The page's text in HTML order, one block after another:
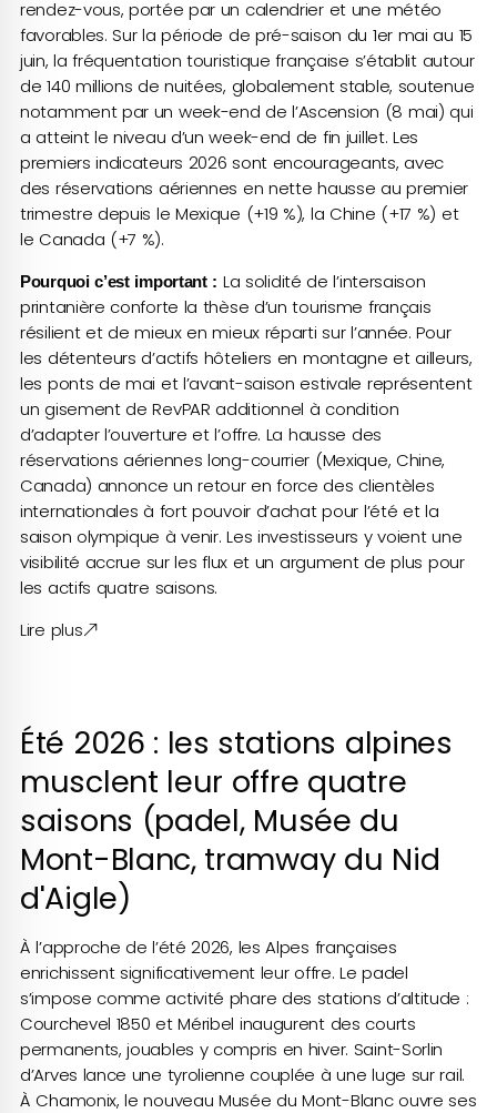
rendez-vous, portée par un calendrier et une météo
favorables. Sur la période de pré-saison du 1er mai au 15
juin, la fréquentation touristique française s’établit autour
de 140 millions de nuitées, globalement stable, soutenue
notamment par un week-end de l’Ascension (8 mai) qui
a atteint le niveau d’un week-end de fin juillet. Les
premiers indicateurs 2026 sont encourageants, avec
des réservations aériennes en nette hausse au premier
trimestre depuis le Mexique (+19 %), la Chine (+17 %) et
le Canada (+7 %).
Pourquoi c’est important : La solidité de l’intersaison
printanière conforte la thèse d’un tourisme français
résilient et de mieux en mieux réparti sur l’année. Pour
les détenteurs d’actifs hôteliers en montagne et ailleurs,
les ponts de mai et l’avant-saison estivale représentent
un gisement de RevPAR additionnel à condition
d’adapter l’ouverture et l’offre. La hausse des
réservations aériennes long-courrier (Mexique, Chine,
Canada) annonce un retour en force des clientèles
internationales à fort pouvoir d’achat pour l’été et la
saison olympique à venir. Les investisseurs y voient une
visibilité accrue sur les flux et un argument de plus pour
les actifs quatre saisons.
Lire plus
Été 2026 : les stations alpines
musclent leur offre quatre
saisons (padel, Musée du
Mont-Blanc, tramway du Nid
d'Aigle)
À l’approche de l’été 2026, les Alpes françaises
enrichissent significativement leur offre. Le padel
s’impose comme activité phare des stations d’altitude :
Courchevel 1850 et Méribel inaugurent des courts
permanents, jouables y compris en hiver. Saint-Sorlin
d’Arves lance une tyrolienne couplée à une luge sur rail.
À Chamonix, le nouveau Musée du Mont-Blanc ouvre ses